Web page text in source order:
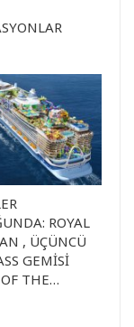
ROYAL
, ÜÇÜNCÜ
GEMİSİ
THE…